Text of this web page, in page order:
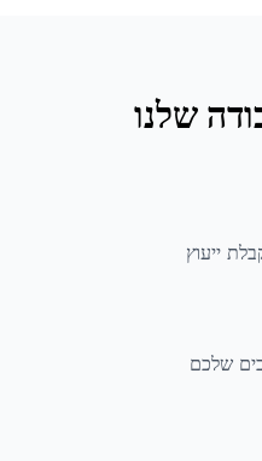
שלנו
ייעוץ
שלכם